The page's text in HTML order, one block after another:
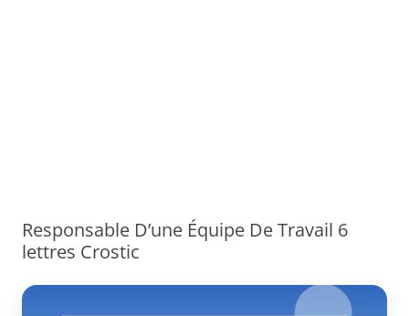
Responsable D’une Équipe De Travail 6
lettres Crostic